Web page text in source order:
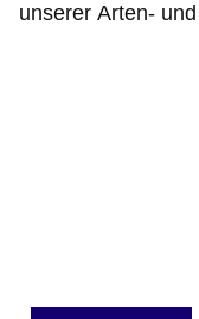
unserer Arten-